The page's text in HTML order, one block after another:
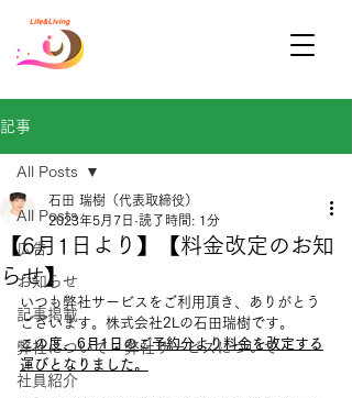
記事
All Posts
広告
お知らせ
記事掲載
弊社について・弊社サービスについて
社員紹介
All Posts
【6月1日より】【料金改定のお知
らせ】
石田 瑞樹（代表取締役）
2023年5月7日 読了時間: 1分
いつも弊社サービスをご利用頂き、ありがとう
ございます。株式会社2Lの石田瑞樹です。
この度、6月1日のご予約分より料金を改定する
運びとなりました。